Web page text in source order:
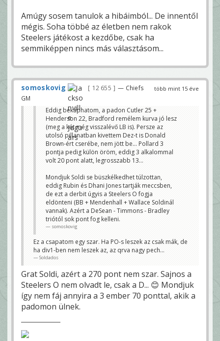
Amúgy sosem tanulok a hibáimból... De innentől
mégis. Soha többé az életben nem rakok
Steelers játékost a kezdőbe, csak ha
semmiképpen nincs más választásom...
több mint 15 éve
somoskovig 12 655
— Chiefs
GM
Eddig bekaphatom, a padon Cutler 25 +
Henderson 22, Bradford remélem kurva jó lesz
(meg a két még visszalévő LB is). Persze az
utolsó pillanatban kivettem Dez-t is Donald
Brown-ért cserébe, nem jött be... Pollard 3
pontja pedig külön öröm, eddig 3 alkalommal
volt 20 pont alatt, legrosszabb 13...
Mondjuk Soldi se büszkélkedhet túlzottan,
eddig Rubin és Dhani Jones tartják meccsben,
de ezt a derbit úgyis a Steelers O fogja
eldönteni (BB + Mendenhall + Wallace Soldinál
vannak). Azért a DeSean - Timmons - Bradley
triótól sok pont fog kelleni.
somoskovig
Ez a csapatom egy szar. Ha PO-s leszek az csak mák, de
ha div1-ben nem leszek az, az qrva nagy pech...
Soldados
Grat Soldi, azért a 270 pont nem szar. Sajnos a
Steelers O nem olvadt le, csak a D... 😊 Mondjuk
így nem fáj annyira a 3 ember 70 ponttal, akik a
padomon ülnek.